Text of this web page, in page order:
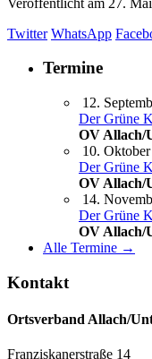
Twitter WhatsApp
Termine
12.
Der Grüne
OV Allach/
10.
Der Grüne
OV Allach/
14.
Der Grüne
OV Allach/
Alle Termine →
Kontakt
Ortsverband Allach/
Franziskanerstraße 14